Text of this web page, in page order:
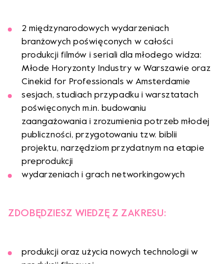
2 międzynarodowych wydarzeniach
branżowych poświęconych w całości
produkcji filmów i seriali dla młodego widza:
Młode Horyzonty Industry w Warszawie oraz
Cinekid for Professionals w Amsterdamie
sesjach, studiach przypadku i warsztatach
poświęconych m.in. budowaniu
zaangażowania i zrozumienia potrzeb młodej
publiczności, przygotowaniu tzw. biblii
projektu, narzędziom przydatnym na etapie
preprodukcji
wydarzeniach i grach networkingowych
ZDOBĘDZIESZ WIEDZĘ Z ZAKRESU:
produkcji oraz użycia nowych technologii w